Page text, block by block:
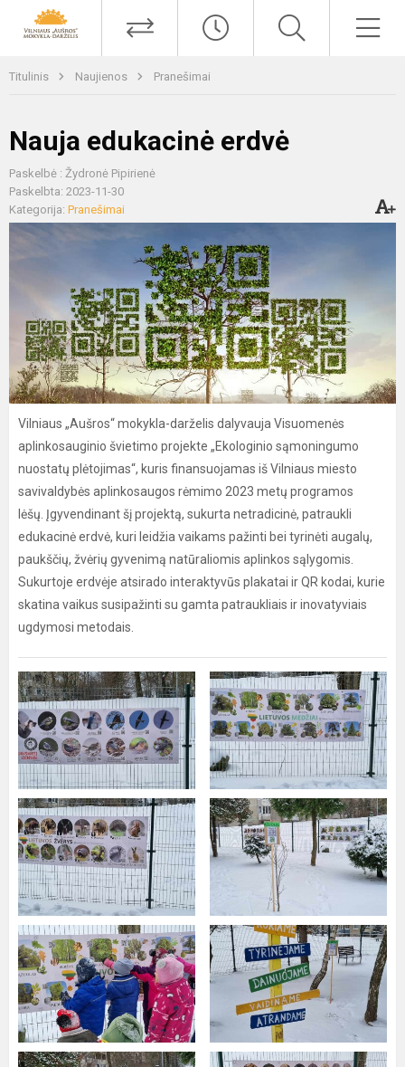
Titulinis Naujienos Pranešimai
Nauja edukacinė erdvė
Paskelbė : Žydronė Pipirienė
Paskelbta: 2023-11-30
Kategorija: Pranešimai
Vilniaus „Aušros“ mokykla-darželis dalyvauja Visuomenės
aplinkosauginio švietimo projekte „Ekologinio sąmoningumo
nuostatų plėtojimas“, kuris finansuojamas iš Vilniaus miesto
savivaldybės aplinkosaugos rėmimo 2023 metų programos
lėšų. Įgyvendinant šį projektą, sukurta netradicinė, patraukli
edukacinė erdvė, kuri leidžia vaikams pažinti bei tyrinėti augalų,
paukščių, žvėrių gyvenimą natūraliomis aplinkos sąlygomis.
Sukurtoje erdvėje atsirado interaktyvūs plakatai ir QR kodai, kurie
skatina vaikus susipažinti su gamta patraukliais ir inovatyviais
ugdymosi metodais.